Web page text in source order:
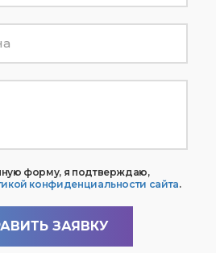
форму, я подтверждаю,
конфиденциальности сайта.
ЗАЯВКУ